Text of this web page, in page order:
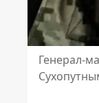
Генерал-